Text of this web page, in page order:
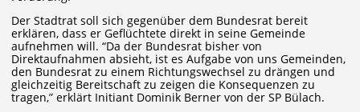
Der Stadtrat soll sich gegenüber dem Bundesrat bereit
erklären, dass er Geflüchtete direkt in seine Gemeinde
aufnehmen will. “Da der Bundesrat bisher von
Direktaufnahmen absieht, ist es Aufgabe von uns Gemeinden,
den Bundesrat zu einem Richtungswechsel zu drängen und
gleichzeitig Bereitschaft zu zeigen die Konsequenzen zu
tragen,” erklärt Initiant Dominik Berner von der SP Bülach.